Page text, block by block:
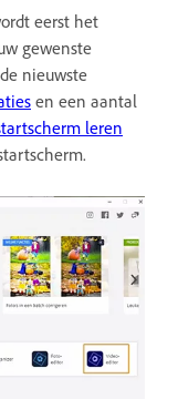
eerst het
gewenste
nieuwste
en een aantal
leren